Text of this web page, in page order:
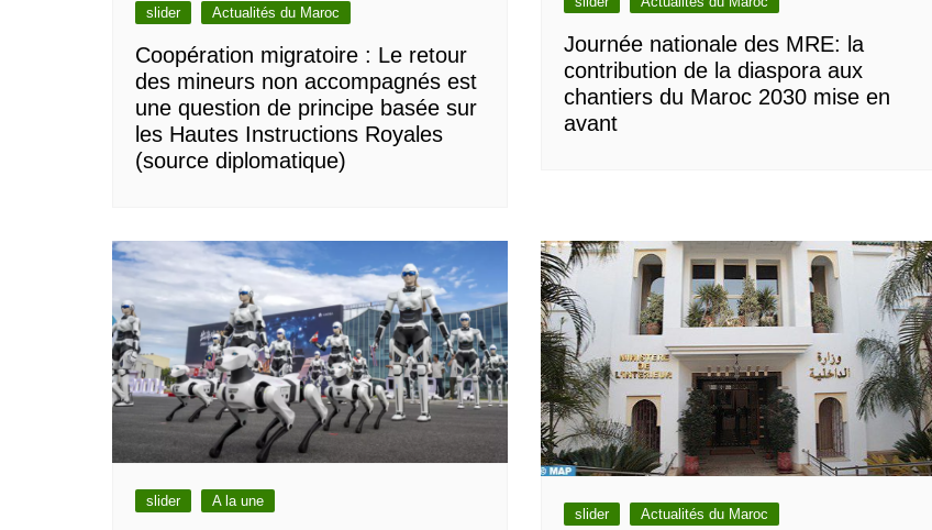
slider Actualités du Maroc
Coopération migratoire : Le retour
des mineurs non accompagnés est
une question de principe basée sur
les Hautes Instructions Royales
(source diplomatique)
Journée nationale des MRE: la
contribution de la diaspora aux
chantiers du Maroc 2030 mise en
avant
slider A la une
slider Actualités du Maroc